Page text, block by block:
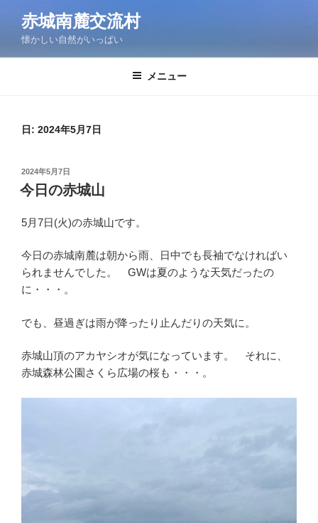
ン
赤城南麓交流村
懐かしい自然がいっぱい
メニュー
日: 2024年5月7日
投
稿
日:
2024年5月7日
今日の赤城山
5月7日(火)の赤城山です。
今日の赤城南麓は朝から雨、日中でも長袖でなければい
られませんでした。 GWは夏のような天気だったの
に・・・。
でも、昼過ぎは雨が降ったり止んだりの天気に。
赤城山頂のアカヤシオが気になっています。 それに、
赤城森林公園さくら広場の桜も・・・。